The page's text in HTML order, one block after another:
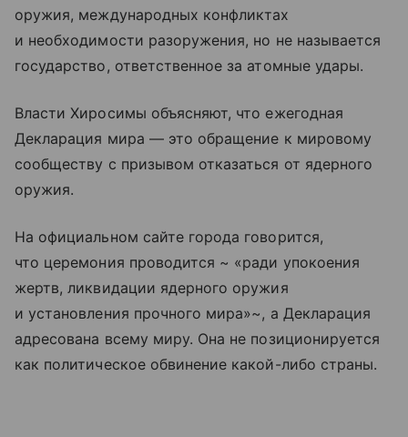
оружия, международных конфликтах
и необходимости разоружения, но не называется
государство, ответственное за атомные удары.
Власти Хиросимы объясняют, что ежегодная
Декларация мира — это обращение к мировому
сообществу с призывом отказаться от ядерного
оружия.
На официальном сайте города говорится,
что церемония проводится ~ «ради упокоения
жертв, ликвидации ядерного оружия
и установления прочного мира»~, а Декларация
адресована всему миру. Она не позиционируется
как политическое обвинение какой-либо страны.